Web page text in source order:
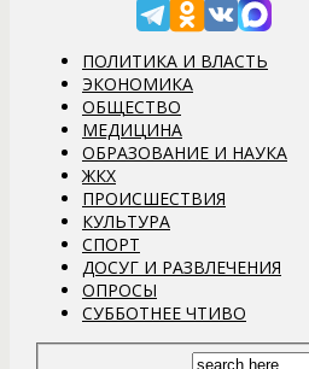
ПОЛИТИКА И ВЛАСТЬ
ЭКОНОМИКА
ОБЩЕСТВО
МЕДИЦИНА
ОБРАЗОВАНИЕ И НАУКА
ЖКХ
ПРОИСШЕСТВИЯ
КУЛЬТУРА
СПОРТ
ДОСУГ И РАЗВЛЕЧЕНИЯ
ОПРОСЫ
СУББОТНЕЕ ЧТИВО